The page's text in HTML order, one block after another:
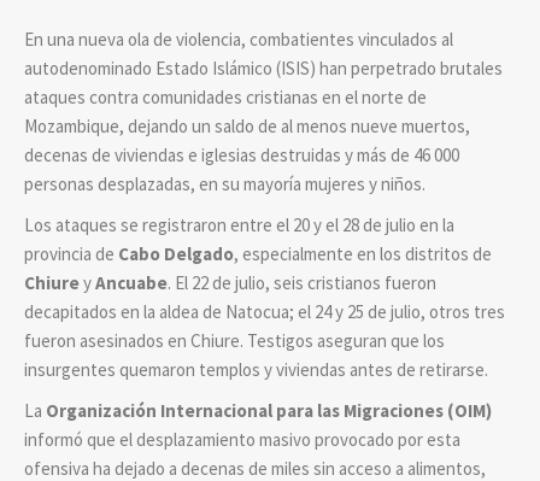
En una nueva ola de violencia, combatientes vinculados al
autodenominado Estado Islámico (ISIS) han perpetrado brutales
ataques contra comunidades cristianas en el norte de
Mozambique, dejando un saldo de al menos nueve muertos,
decenas de viviendas e iglesias destruidas y más de 46 000
personas desplazadas, en su mayoría mujeres y niños.
Los ataques se registraron entre el 20 y el 28 de julio en la
provincia de Cabo Delgado, especialmente en los distritos de
ChiureyAncuabe. El 22 de julio, seis cristianos fueron
decapitados en la aldea de Natocua; el 24 y 25 de julio, otros tres
fueron asesinados en Chiure. Testigos aseguran que los
insurgentes quemaron templos y viviendas antes de retirarse.
La Organización Internacional para las Migraciones (OIM)
informó que el desplazamiento masivo provocado por esta
ofensiva ha dejado a decenas de miles sin acceso a alimentos,